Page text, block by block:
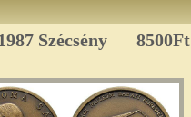
Szécsény 8500Ft